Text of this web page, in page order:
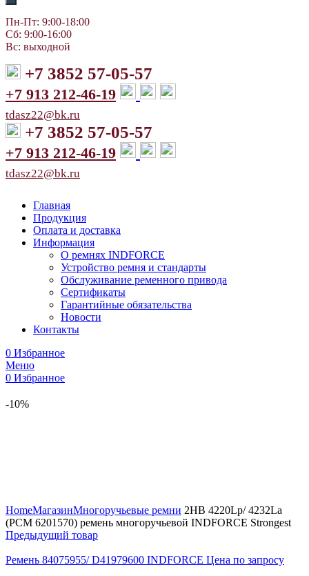
Пн-Пт: 9:00-18:00
Сб: 9:00-16:00
Вс: выходной
+7 3852 57-05-57
+7 913 212-46-19
tdasz22@bk.ru
+7 3852 57-05-57
+7 913 212-46-19
tdasz22@bk.ru
Главная
Продукция
Оплата и доставка
Информация
О ремнях INDFORCE
Устройство ремня и стандарты
Обслуживание ременного привода
Сертификаты
Гарантийные обязательства
Новости
Контакты
0 Избранное
Меню
0 Избранное
-10%
HomeМагазинМногоручьевые ремни 2HB 4220Lp/ 4232La
(PCM 6201570) ремень многоручьевой INDFORCE Strongest
Предыдущий товар
Ремень 84075955/ D41979600 INDFORCE Цена по запросу